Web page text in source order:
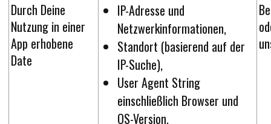
Durch Deine
Nutzung in einer
App erhobene
Date
IP-Adresse und
Netzwerkinformationen,
Standort (basierend auf der
IP-Suche),
User Agent String
einschließlich Browser und
OS-Version,